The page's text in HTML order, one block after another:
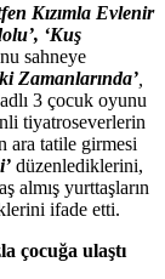
Kızımla Evlenir
‘Kuş
sahneye
Zamanlarında’
adlı 3 çocuk oyunu
tiyatroseverlerin
ara tatile girmesi
düzenlediklerini,
almış yurttaşların
ifade etti.
çocuğa ulaştı